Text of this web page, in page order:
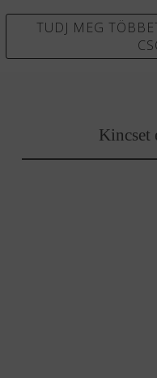
TUDJ MEG
Kincset